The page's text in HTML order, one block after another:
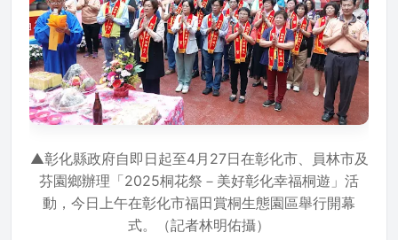
▲彰化縣政府自即日起至4月27日在彰化市、員林市及
芬園鄉辦理「2025桐花祭－美好彰化幸福桐遊」活
動，今日上午在彰化市福田賞桐生態園區舉行開幕
式。（記者林明佑攝）